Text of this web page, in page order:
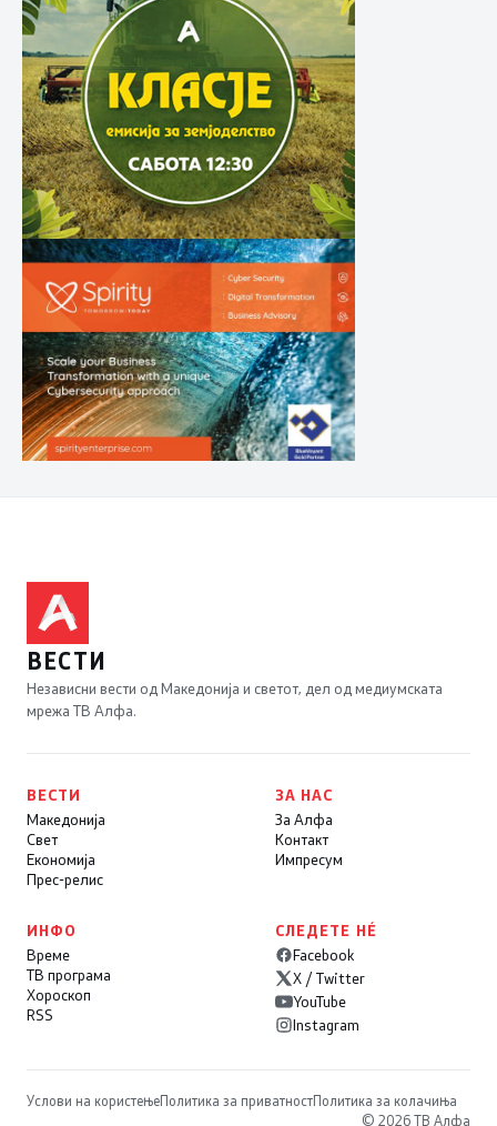
ВЕСТИ
Независни вести од Македонија и светот, дел од медиумската
мрежа ТВ Алфа.
ВЕСТИ
Македонија
Свет
Економија
Прес-релис
ЗА НАС
За Алфа
Контакт
Импресум
ИНФО
Време
ТВ програма
Хороскоп
RSS
СЛЕДЕТЕ НÉ
Facebook
X / Twitter
YouTube
Instagram
Услови на користењеПолитика за приватностПолитика за колачиња
© 2026 ТВ Алфа